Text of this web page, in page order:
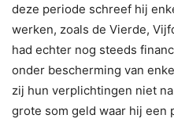
deze periode schreef hij
werken, zoals de Vierde,
had echter nog steeds
onder bescherming van
zij hun verplichtingen niet
grote som geld waar hij een